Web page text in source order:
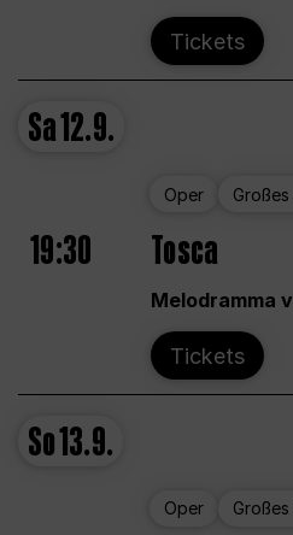
Tickets
Sa12.9.
Oper Großes
19:30 Tosca
Melodramma
Tickets
So13.9.
Oper Großes